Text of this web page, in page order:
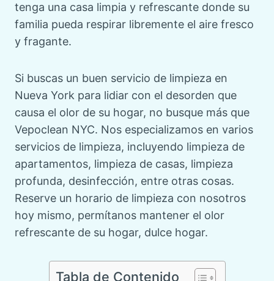
tenga una casa limpia y refrescante donde su
familia pueda respirar libremente el aire fresco
y fragante.
Si buscas un buen servicio de limpieza en
Nueva York para lidiar con el desorden que
causa el olor de su hogar, no busque más que
Vepoclean NYC. Nos especializamos en varios
servicios de limpieza, incluyendo limpieza de
apartamentos, limpieza de casas, limpieza
profunda, desinfección, entre otras cosas.
Reserve un horario de limpieza con nosotros
hoy mismo, permítanos mantener el olor
refrescante de su hogar, dulce hogar.
Tabla de Contenido